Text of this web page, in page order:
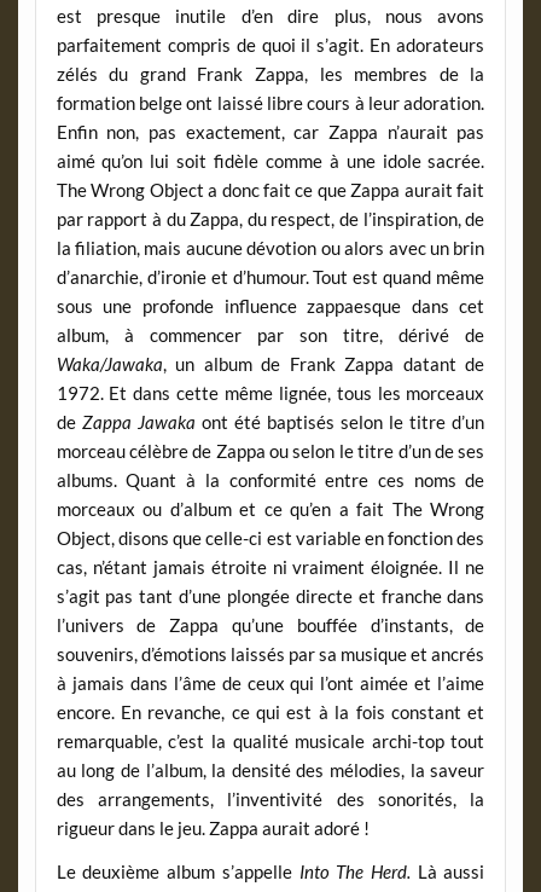
est presque inutile d’en dire plus, nous avons
parfaitement compris de quoi il s’agit. En adorateurs
zélés du grand Frank Zappa, les membres de la
formation belge ont laissé libre cours à leur adoration.
Enfin non, pas exactement, car Zappa n’aurait pas
aimé qu’on lui soit fidèle comme à une idole sacrée.
The Wrong Object a donc fait ce que Zappa aurait fait
par rapport à du Zappa, du respect, de l’inspiration, de
la filiation, mais aucune dévotion ou alors avec un brin
d’anarchie, d’ironie et d’humour. Tout est quand même
sous une profonde influence zappaesque dans cet
album, à commencer par son titre, dérivé de
Waka/Jawaka, un album de Frank Zappa datant de
1972. Et dans cette même lignée, tous les morceaux
de Zappa Jawaka ont été baptisés selon le titre d’un
morceau célèbre de Zappa ou selon le titre d’un de ses
albums. Quant à la conformité entre ces noms de
morceaux ou d’album et ce qu’en a fait The Wrong
Object, disons que celle-ci est variable en fonction des
cas, n’étant jamais étroite ni vraiment éloignée. Il ne
s’agit pas tant d’une plongée directe et franche dans
l’univers de Zappa qu’une bouffée d’instants, de
souvenirs, d’émotions laissés par sa musique et ancrés
à jamais dans l’âme de ceux qui l’ont aimée et l’aime
encore. En revanche, ce qui est à la fois constant et
remarquable, c’est la qualité musicale archi-top tout
au long de l’album, la densité des mélodies, la saveur
des arrangements, l’inventivité des sonorités, la
rigueur dans le jeu. Zappa aurait adoré !
Le deuxième album s’appelle Into The Herd. Là aussi